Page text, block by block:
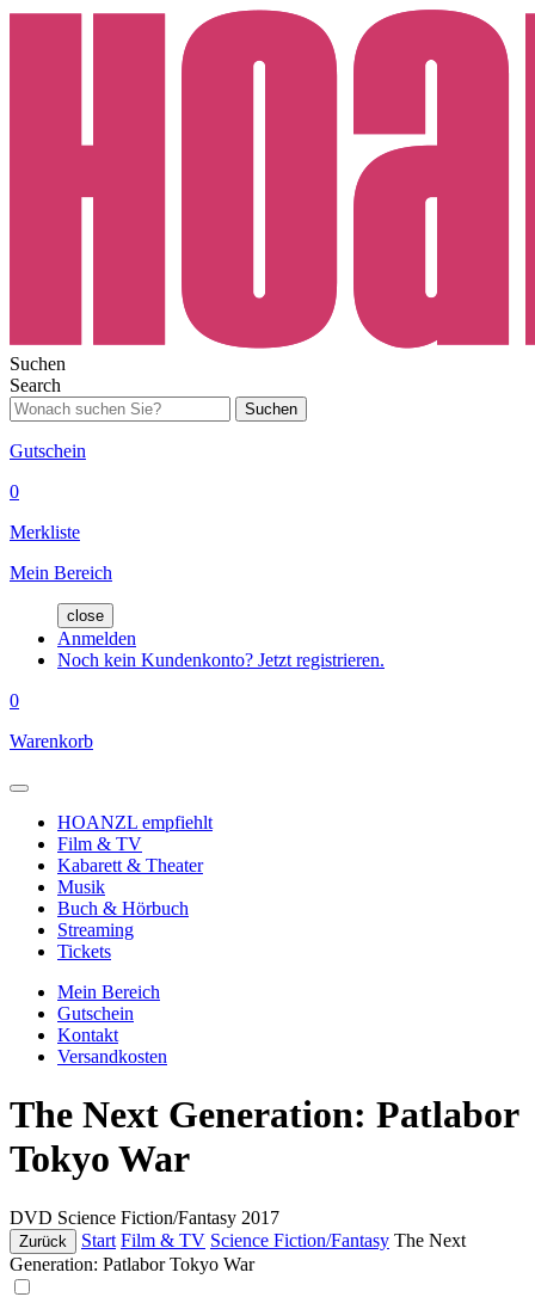
Suchen
Search
Suchen
Gutschein
0
Merkliste
Mein Bereich
close
Anmelden
Noch kein Kundenkonto? Jetzt registrieren.
0
Warenkorb
HOANZL empfiehlt
Film & TV
Kabarett & Theater
Musik
Buch & Hörbuch
Streaming
Tickets
Mein Bereich
Gutschein
Kontakt
Versandkosten
The Next Generation: Patlabor
Tokyo War
DVD Science Fiction/Fantasy 2017
Zurück Start Film & TV Science Fiction/Fantasy The Next
Generation: Patlabor Tokyo War